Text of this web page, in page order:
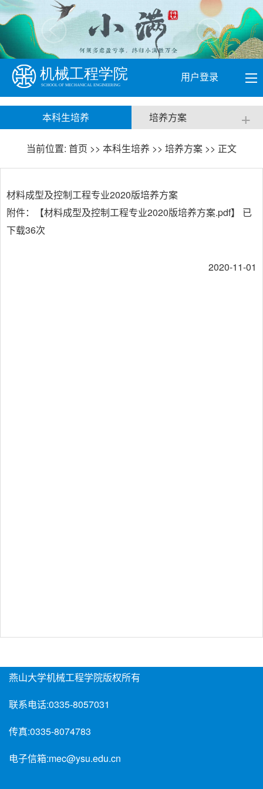
用户登录
本科生培养 培养方案 +
当前位置: 首页 >> 本科生培养 >> 培养方案 >> 正文
材料成型及控制工程专业2020版培养方案
附件：【材料成型及控制工程专业2020版培养方案.pdf】 已
下载36次
2020-11-01
燕山大学机械工程学院版权所有
联系电话:0335-8057031
传真:0335-8074783
电子信箱:mec@ysu.edu.cn